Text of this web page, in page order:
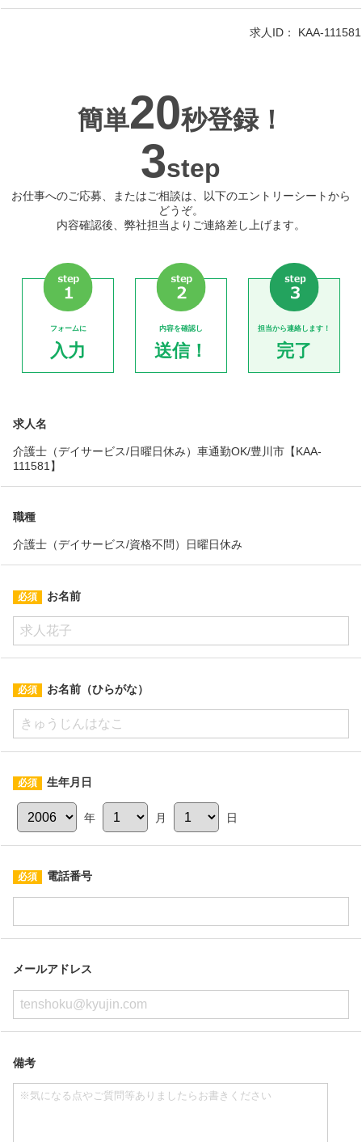
求人ID： KAA-111581
簡単20秒登録！
3step
お仕事へのご応募、またはご相談は、以下のエントリーシートから
どうぞ。
内容確認後、弊社担当よりご連絡差し上げます。
フォームに
入力
内容を確認し
送信！
担当から連絡します！
完了
求人名
介護士（デイサービス/日曜日休み）車通勤OK/豊川市【KAA-
111581】
職種
介護士（デイサービス/資格不問）日曜日休み
お名前
お名前（ひらがな）
生年月日
年 月 日
電話番号
メールアドレス
備考